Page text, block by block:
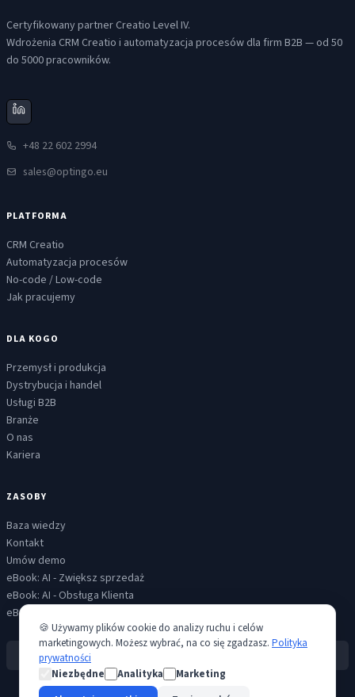
🍪 Używamy plików cookie do analizy ruchu i celów
marketingowych. Możesz wybrać, na co się zgadzasz. Polityka
prywatności
Niezbędne
Analityka
Marketing
Certyfikowany partner Creatio Level IV.
Wdrożenia CRM Creatio i automatyzacja procesów dla firm B2B — od 50
do 5000 pracowników.
+48 22 602 2994
sales@optingo.eu
PLATFORMA
CRM Creatio
Automatyzacja procesów
No-code / Low-code
Jak pracujemy
DLA KOGO
Przemysł i produkcja
Dystrybucja i handel
Usługi B2B
Branże
O nas
Kariera
ZASOBY
Baza wiedzy
Kontakt
Umów demo
eBook: AI - Zwiększ sprzedaż
eBook: AI - Obsługa Klienta
eBook: AI - Skalowalna komunikacja
Creatio Level IV Partner